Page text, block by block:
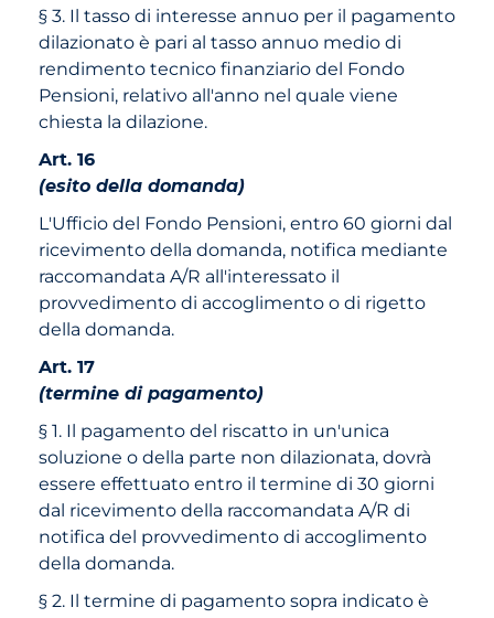
§ 3. Il tasso di interesse annuo per il pagamento
dilazionato è pari al tasso annuo medio di
rendimento tecnico finanziario del Fondo
Pensioni, relativo all'anno nel quale viene
chiesta la dilazione.
Art. 16
(esito della domanda)
L'Ufficio del Fondo Pensioni, entro 60 giorni dal
ricevimento della domanda, notifica mediante
raccomandata A/R all'interessato il
provvedimento di accoglimento o di rigetto
della domanda.
Art. 17
(termine di pagamento)
§ 1. Il pagamento del riscatto in un'unica
soluzione o della parte non dilazionata, dovrà
essere effettuato entro il termine di 30 giorni
dal ricevimento della raccomandata A/R di
notifica del provvedimento di accoglimento
della domanda.
§ 2. Il termine di pagamento sopra indicato è